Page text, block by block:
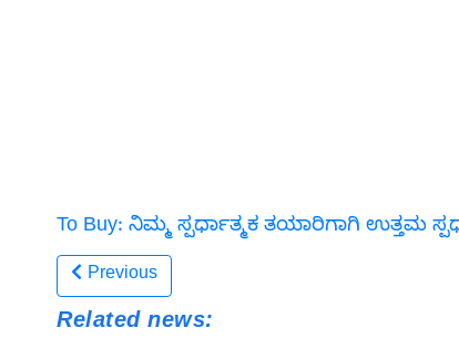
To Buy: ನಿಮ್ಮ ಸ್ಪರ್ಧಾತ್ಮಕ ತಯಾರಿಗಾಗಿ ಉತ್ತಮ
Previous
Related news: